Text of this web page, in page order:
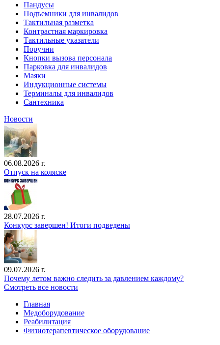
Пандусы
Подъемники для инвалидов
Тактильная разметка
Контрастная маркировка
Тактильные указатели
Поручни
Кнопки вызова персонала
Парковка для инвалидов
Маяки
Индукционные системы
Терминалы для инвалидов
Сантехника
Новости
06.08.2026 г.
Отпуск на коляске
28.07.2026 г.
Конкурс завершен! Итоги подведены
09.07.2026 г.
Почему летом важно следить за давлением каждому?
Смотреть все новости
Главная
Медоборудование
Реабилитация
Физиотерапевтическое оборудование